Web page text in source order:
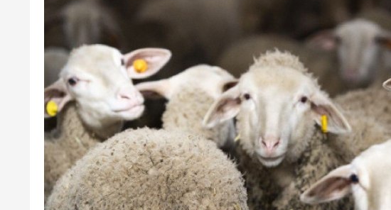
Ötən il 900 əsər və ifa qeydiyyatdan
keçirilib